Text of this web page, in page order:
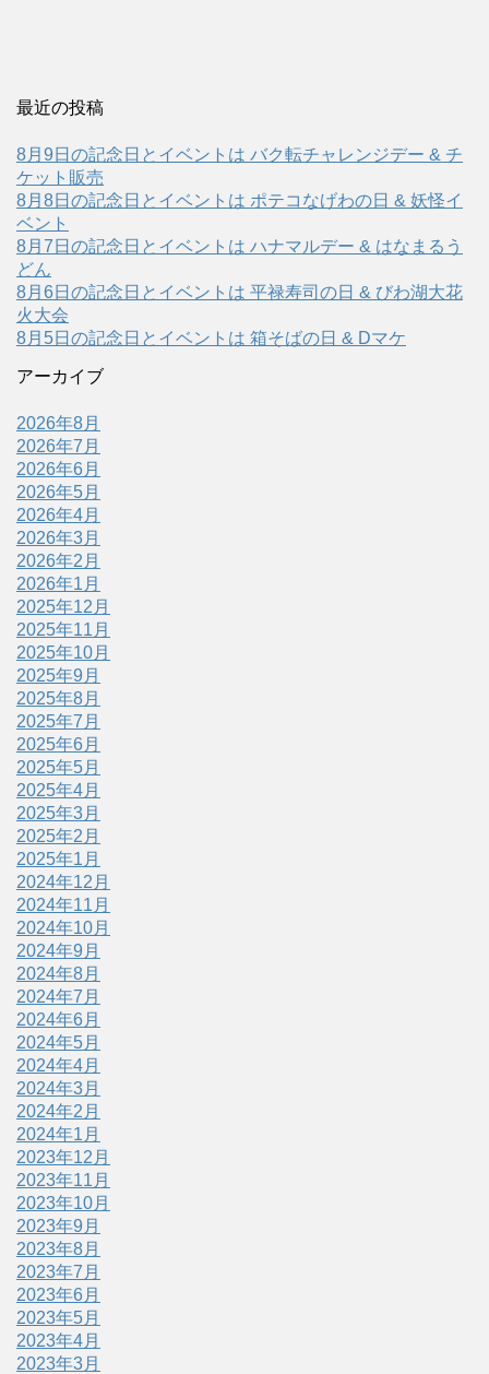
最近の投稿
8月9日の記念日とイベントは バク転チャレンジデー & チ
ケット販売
8月8日の記念日とイベントは ポテコなげわの日 & 妖怪イ
ベント
8月7日の記念日とイベントは ハナマルデー & はなまるう
どん
8月6日の記念日とイベントは 平禄寿司の日 & びわ湖大花
火大会
8月5日の記念日とイベントは 箱そばの日 & Dマケ
アーカイブ
2026年8月
2026年7月
2026年6月
2026年5月
2026年4月
2026年3月
2026年2月
2026年1月
2025年12月
2025年11月
2025年10月
2025年9月
2025年8月
2025年7月
2025年6月
2025年5月
2025年4月
2025年3月
2025年2月
2025年1月
2024年12月
2024年11月
2024年10月
2024年9月
2024年8月
2024年7月
2024年6月
2024年5月
2024年4月
2024年3月
2024年2月
2024年1月
2023年12月
2023年11月
2023年10月
2023年9月
2023年8月
2023年7月
2023年6月
2023年5月
2023年4月
2023年3月